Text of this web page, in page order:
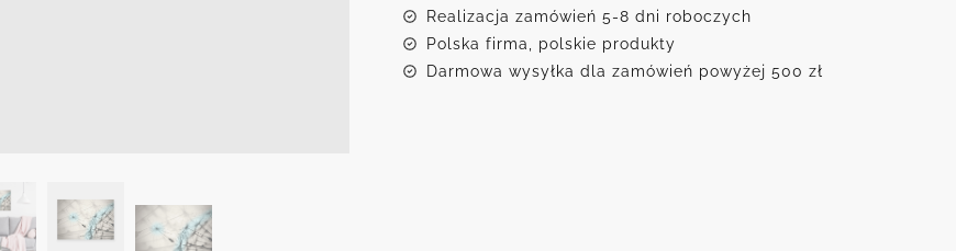
Realizacja zamówień 5-8 dni roboczych
Polska firma, polskie produkty
Darmowa wysyłka dla zamówień powyżej 500 zł